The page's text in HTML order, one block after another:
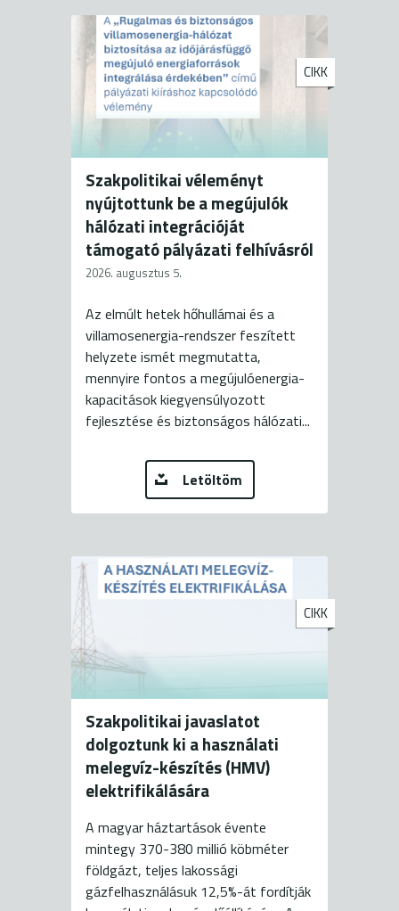
CIKK
Szakpolitikai véleményt
nyújtottunk be a megújulók
hálózati integrációját
támogató pályázati felhívásról
2026. augusztus 5.
Az elmúlt hetek hőhullámai és a
villamosenergia-rendszer feszített
helyzete ismét megmutatta,
mennyire fontos a megújulóenergia-
kapacitások kiegyensúlyozott
fejlesztése és biztonságos hálózati...
Letöltöm
CIKK
Szakpolitikai javaslatot
dolgoztunk ki a használati
melegvíz-készítés (HMV)
elektrifikálására
A magyar háztartások évente
mintegy 370-380 millió köbméter
földgázt, teljes lakossági
gázfelhasználásuk 12,5%-át fordítják